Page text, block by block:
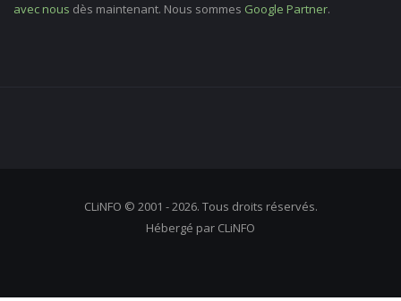
avec nous dès maintenant. Nous sommes Google Partner.
CLiNFO © 2001 - 2026. Tous droits réservés.
Hébergé par CLiNFO